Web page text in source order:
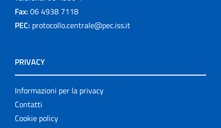
Fax: 06 4938 7118
PEC: protocollo.centrale@pec.iss.it
PRIVACY
Informazioni per la privacy
Contatti
Cookie policy